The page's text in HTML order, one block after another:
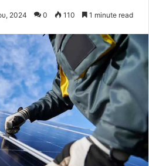
2024 0 110 1 minute read